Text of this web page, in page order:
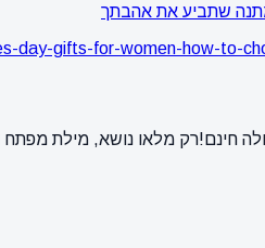
שתביע את אהבתך
day-gifts-for-women-how-to-
רק מלאו נושא, מילת מפתח